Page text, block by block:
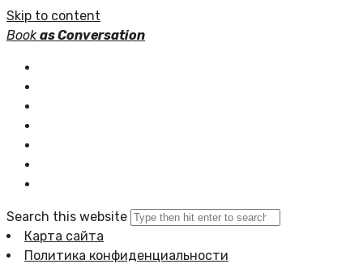
Skip to content
Bookas Conversation
Search this website
Карта сайта
Политика конфиденциальности